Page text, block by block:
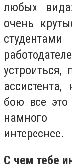
любых
очень
бою все это
намного
интереснее.
С чем тебе